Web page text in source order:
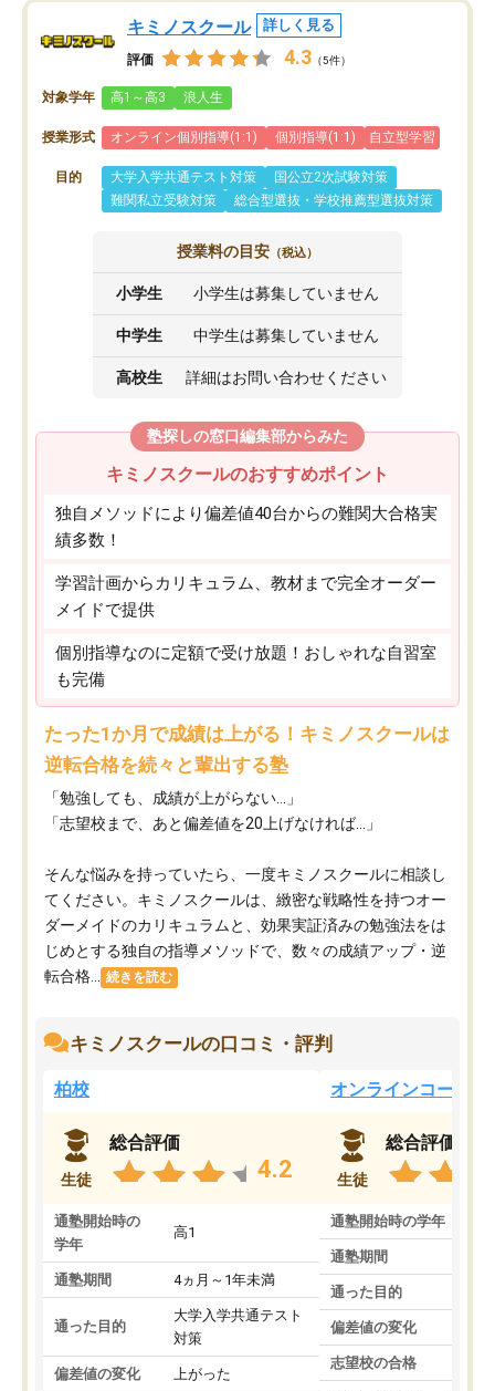
キミノスクール 詳しく見る
評価 4.3 （5件）
対象学年 高1～高3 浪人生
授業形式 オンライン個別指導(1:1) 個別指導(1:1) 自立型学習
目的 大学入学共通テスト対策
国公立2次試験対策
難関私立受験対策
総合型選抜・学校推薦型選抜対策
授業料の目安 （税込）
小学生 小学生は募集していません
中学生 中学生は募集していません
高校生 詳細はお問い合わせください
塾探しの窓口編集部からみた
キミノスクールのおすすめポイント
独自メソッドにより偏差値40台からの難関大合格実
績多数！
学習計画からカリキュラム、教材まで完全オーダー
メイドで提供
個別指導なのに定額で受け放題！おしゃれな自習室
も完備
たった1か月で成績は上がる！キミノスクールは
逆転合格を続々と輩出する塾
「勉強しても、成績が上がらない…」
「志望校まで、あと偏差値を20上げなければ…」
そんな悩みを持っていたら、一度キミノスクールに相談し
てください。キミノスクールは、緻密な戦略性を持つオー
ダーメイドのカリキュラムと、効果実証済みの勉強法をは
じめとする独自の指導メソッドで、数々の成績アップ・逆
転合格...
続きを読む
キミノスクールの口コミ・評判
柏校
生徒
総合評価
4.2
通塾開始時の
学年
高1
通塾期間 4ヵ月～1年未満
通った目的
大学入学共通テスト
対策
偏差値の変化 上がった
オンラインコース
生徒
総合評価
通塾開始時の学年
通塾期間
通った目的
偏差値の変化
志望校の合格